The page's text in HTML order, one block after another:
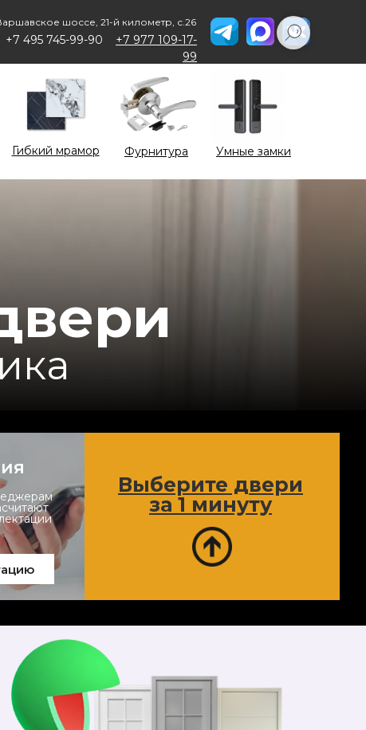
+7 977 109-17-
99
шоссе, 21-й километр, с.26
+7 495 745-99-90
Умные замки
Фурнитура
Гибкий мрамор
Выберите двери
за 1 минуту